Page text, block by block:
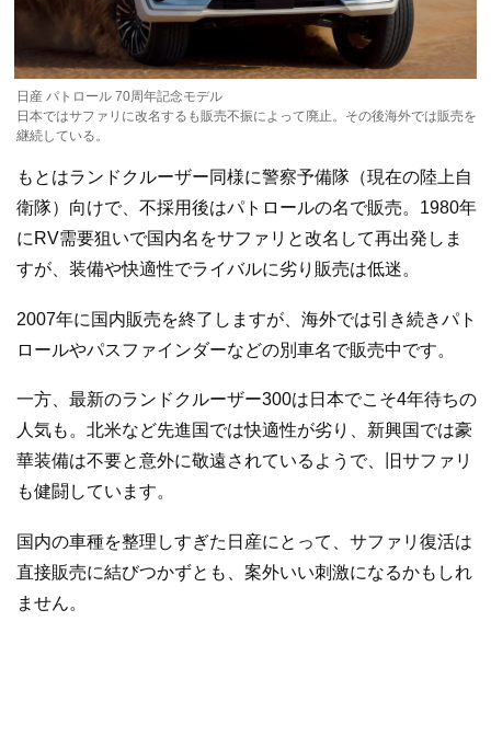
日産 パトロール 70周年記念モデル
日本ではサファリに改名するも販売不振によって廃止。その後海外では販売を
継続している。
もとはランドクルーザー同様に警察予備隊（現在の陸上自
衛隊）向けで、不採用後はパトロールの名で販売。1980年
にRV需要狙いで国内名をサファリと改名して再出発しま
すが、装備や快適性でライバルに劣り販売は低迷。
2007年に国内販売を終了しますが、海外では引き続きパト
ロールやパスファインダーなどの別車名で販売中です。
一方、最新のランドクルーザー300は日本でこそ4年待ちの
人気も。北米など先進国では快適性が劣り、新興国では豪
華装備は不要と意外に敬遠されているようで、旧サファリ
も健闘しています。
国内の車種を整理しすぎた日産にとって、サファリ復活は
直接販売に結びつかずとも、案外いい刺激になるかもしれ
ません。